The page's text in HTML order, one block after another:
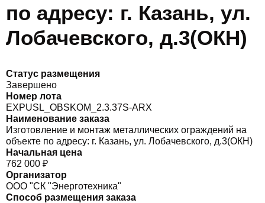
по адресу: г. Казань, ул.
Лобачевского, д.3(ОКН)
Статус размещения
Завершено
Номер лота
EXPUSL_OBSKOM_2.3.37S-ARX
Наименование заказа
Изготовление и монтаж металлических ограждений на
объекте по адресу: г. Казань, ул. Лобачевского, д.3(ОКН)
Начальная цена
762 000 ₽
Организатор
ООО "СК "Энерготехника"
Способ размещения заказа